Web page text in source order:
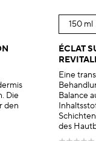
Die
den
150 ml
ÉCLAT
Eine
Balance
des